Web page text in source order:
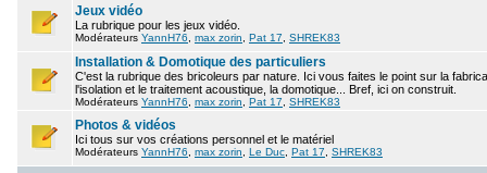
Jeux vidéo
La rubrique pour les jeux vidéo.
Modérateurs YannH76 max zorin Pat 17 SHREK83
Installation & Domotique des particuliers
C'est la rubrique des bricoleurs par nature. Ici vous faites le point sur la
l'isolation et le traitement acoustique, la domotique... Bref, ici on construit.
Modérateurs YannH76 max zorin Pat 17 SHREK83
Photos & vidéos
Ici tous sur vos créations personnel et le matériel
Modérateurs YannH76 max zorin Le Duc Pat 17 SHREK83